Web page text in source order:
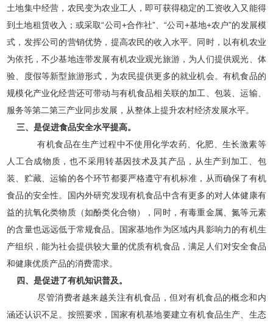
土地集中经营，农民变为农业工人，即可获得稳定的工资收入又能得
到土地租赁收入；或采取“公司+合作社”、“公司+基地+农户”的发展模
式，发挥公司的营销优势，提高农民的收入水平。同时，以有机农业
为依托，不少基地连带发展有机农业观光旅游，为人们提供观光、体
验、度假等新型旅游形式，为农民提供更多的就业机会。有机食品的
规模化产业化经营还可带动与有机食品相关联的加工、包装、运输、
服务等第二第三产业同步发展，从整体上提升农村经济发展水平。
三、是促进食品安全水平提高。
有机食品在生产过程中不使用化学农药、化肥、生长激素等
人工合成物质，也不采用转基因技术及其产品，从生产到加工、包
装、贮藏、运输的各个环节都要严格遵守有机标准，从而确保了有机
食品的安全性。国内外研究发现有机食品中含有更多的对人体健康有
益的抗氧化类物质（如酚类化合物），同时，有毒重金属、氮等元素
的含量也远远低于常规食品。国家基地作为区域内具影响力的有机生
产组织，能为社会提供较大量的优质有机食品，满足人们对安全食品
和健康优质产品的消费需求。
四、是促进了有机知识普及。
尽管消费者越来越关注有机食品，但对有机食品的概念和内
涵还认识不足。按照要求，国家有机基地要建立有机食品生产、生态